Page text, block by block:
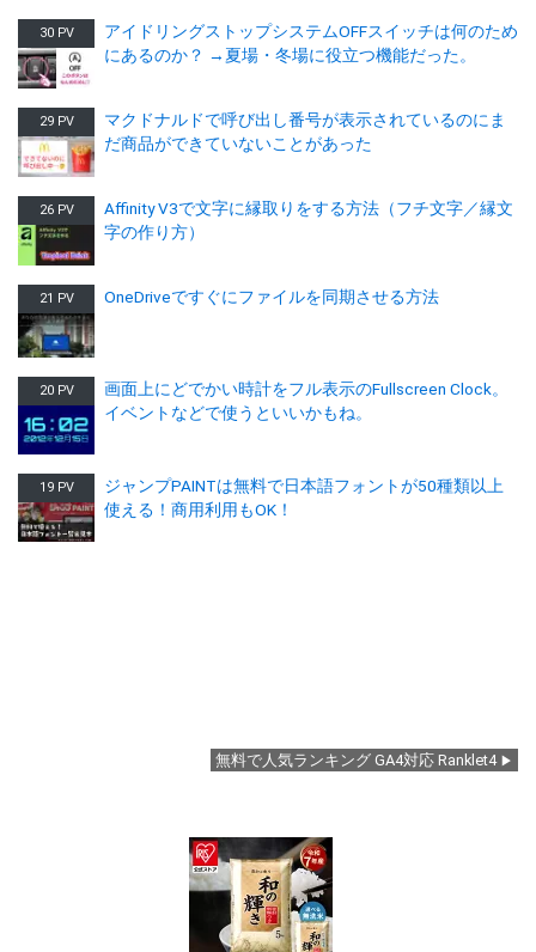
30 PV
アイドリングストップシステムOFFスイッチは何のため
にあるのか？ →夏場・冬場に役立つ機能だった。
29 PV
マクドナルドで呼び出し番号が表示されているのにま
だ商品ができていないことがあった
26 PV
Affinity V3で文字に縁取りをする方法（フチ文字／縁文
字の作り方）
21 PV OneDriveですぐにファイルを同期させる方法
20 PV
画面上にどでかい時計をフル表示のFullscreen Clock。
イベントなどで使うといいかもね。
19 PV
ジャンプPAINTは無料で日本語フォントが50種類以上
使える！商用利用もOK！
無料で人気ランキング GA4対応 Ranklet4